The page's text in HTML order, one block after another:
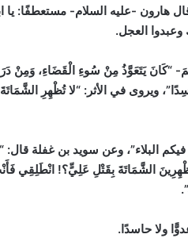
هارون -عليه السلام- مستعطفًا: يا
العجل.
يَتَعَوَّذُ مِنْ سُوءِ الْقَضَاءِ، وَمِنْ دَرَكِ
ويروى في الأثر: “لا تُظْهِرِ
البلاء”، وعن سويد بن غفلة
الشَّمَاتَةَ بِقَتْلِ عَلِيٍّ؟! انْطَلِقِي
ولا حاسدًا.